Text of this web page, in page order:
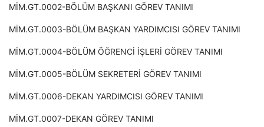
MİM.GT.0002-BÖLÜM BAŞKANI GÖREV TANIMI
MİM.GT.0003-BÖLÜM BAŞKAN YARDIMCISI GÖREV TANIMI
MİM.GT.0004-BÖLÜM ÖĞRENCİ İŞLERİ GÖREV TANIMI
MİM.GT.0005-BÖLÜM SEKRETERİ GÖREV TANIMI
MİM.GT.0006-DEKAN YARDIMCISI GÖREV TANIMI
MİM.GT.0007-DEKAN GÖREV TANIMI